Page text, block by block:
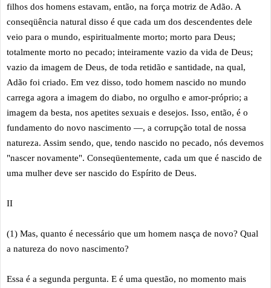
filhos dos homens estavam, então, na força motriz de Adão. A
conseqüência natural disso é que cada um dos descendentes dele
veio para o mundo, espiritualmente morto; morto para Deus;
totalmente morto no pecado; inteiramente vazio da vida de Deus;
vazio da imagem de Deus, de toda retidão e santidade, na qual,
Adão foi criado. Em vez disso, todo homem nascido no mundo
carrega agora a imagem do diabo, no orgulho e amor-próprio; a
imagem da besta, nos apetites sexuais e desejos. Isso, então, é o
fundamento do novo nascimento —, a corrupção total de nossa
natureza. Assim sendo, que, tendo nascido no pecado, nós devemos
"nascer novamente". Conseqüentemente, cada um que é nascido de
uma mulher deve ser nascido do Espírito de Deus.
II
(1) Mas, quanto é necessário que um homem nasça de novo? Qual
a natureza do novo nascimento?
Essa é a segunda pergunta. E é uma questão, no momento mais